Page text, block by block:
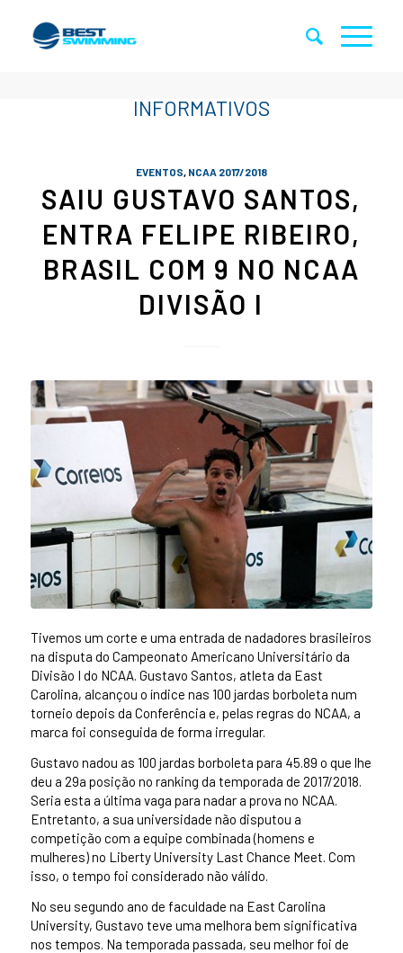
EVENTOS, NCAA 2017/2018
SAIU GUSTAVO SANTOS,
ENTRA FELIPE RIBEIRO,
BRASIL COM 9 NO NCAA
DIVISÃO I
Tivemos um corte e uma entrada de nadadores brasileiros
na disputa do Campeonato Americano Universitário da
Divisão I do NCAA. Gustavo Santos, atleta da East
Carolina, alcançou o índice nas 100 jardas borboleta num
torneio depois da Conferência e, pelas regras do NCAA, a
marca foi conseguida de forma irregular.
Gustavo nadou as 100 jardas borboleta para 45.89 o que lhe
deu a 29a posição no ranking da temporada de 2017/2018.
Seria esta a última vaga para nadar a prova no NCAA.
Entretanto, a sua universidade não disputou a
competição com a equipe combinada (homens e
mulheres) no Liberty University Last Chance Meet. Com
isso, o tempo foi considerado não válido.
No seu segundo ano de faculdade na East Carolina
University, Gustavo teve uma melhora bem significativa
nos tempos. Na temporada passada, seu melhor foi de